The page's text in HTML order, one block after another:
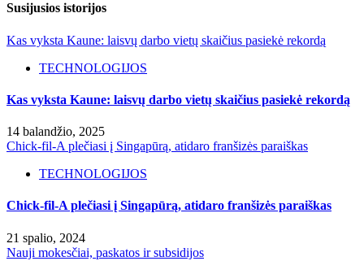
Susijusios istorijos
Kas vyksta Kaune: laisvų darbo vietų skaičius pasiekė rekordą
TECHNOLOGIJOS
Kas vyksta Kaune: laisvų darbo vietų skaičius pasiekė rekordą
14 balandžio, 2025
Chick-fil-A plečiasi į Singapūrą, atidaro franšizės paraiškas
TECHNOLOGIJOS
Chick-fil-A plečiasi į Singapūrą, atidaro franšizės paraiškas
21 spalio, 2024
Nauji mokesčiai, paskatos ir subsidijos